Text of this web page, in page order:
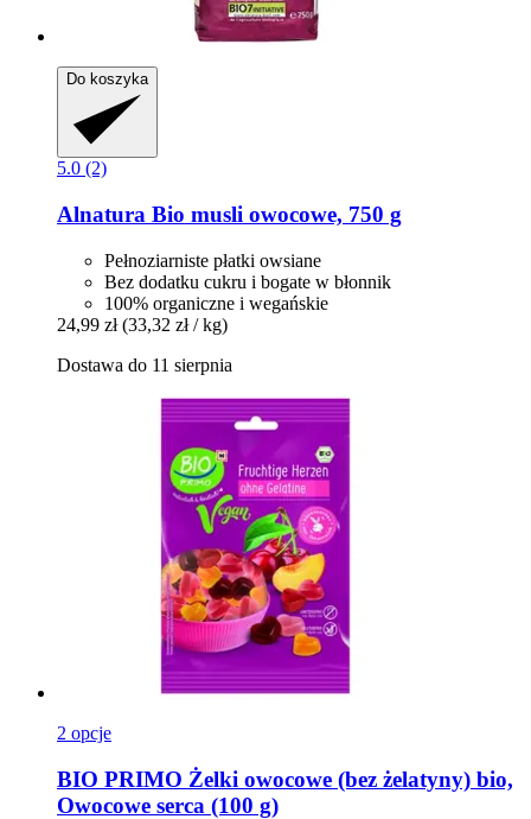
Do koszyka
5.0 (2)
Alnatura Bio musli owocowe, 750 g
Pełnoziarniste płatki owsiane
Bez dodatku cukru i bogate w błonnik
100% organiczne i wegańskie
24,99 zł (33,32 zł / kg)
Dostawa do 11 sierpnia
2 opcje
BIO PRIMO Żelki owocowe (bez żelatyny) bio,
Owocowe serca (100 g)